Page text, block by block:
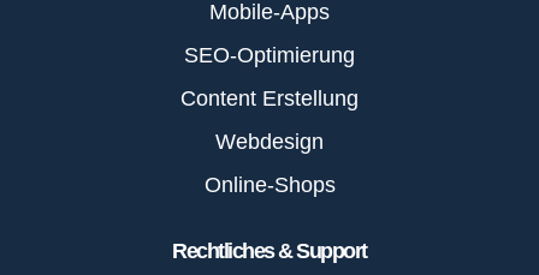
Mobile-Apps
SEO-Optimierung
Content Erstellung
Webdesign
Online-Shops
Rechtliches & Support